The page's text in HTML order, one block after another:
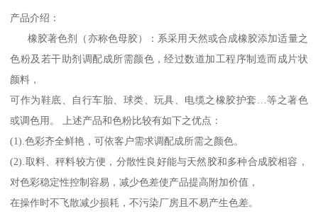
产品介绍：
橡胶著色剂（亦称色母胶）：系采用天然或合成橡胶添加适量之
色粉及若干助剂调配成所需颜色，经过数道加工程序制造而成片状
颜料，
可作为鞋底、自行车胎、球类、玩具、电缆之橡胶护套…等之著色
或调色用。 上述产品和色粉比较有如下之优点：
(1).色彩齐全鲜艳，可依客户需求调配成所需之颜色。
(2).取料、秤料较方便，分散性良好能与天然胶和多种合成胶相容，
对色彩稳定性控制容易，减少色差使产品提高附加价值，
在操作时不飞散减少损耗，不污染厂房且不易产生色差。